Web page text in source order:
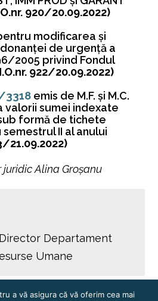
920/20.09.2022)
modificarea şi
de urgenţă a
2005 privind Fondul
922/20.09.2022)
3318 emis de M.F. și M.C.
valorii sumei indexate
formă de tichete
II al anului
21.09.2022)
Alina Groșanu
Departament
Umane
a vă asigura că vă oferim cea mai